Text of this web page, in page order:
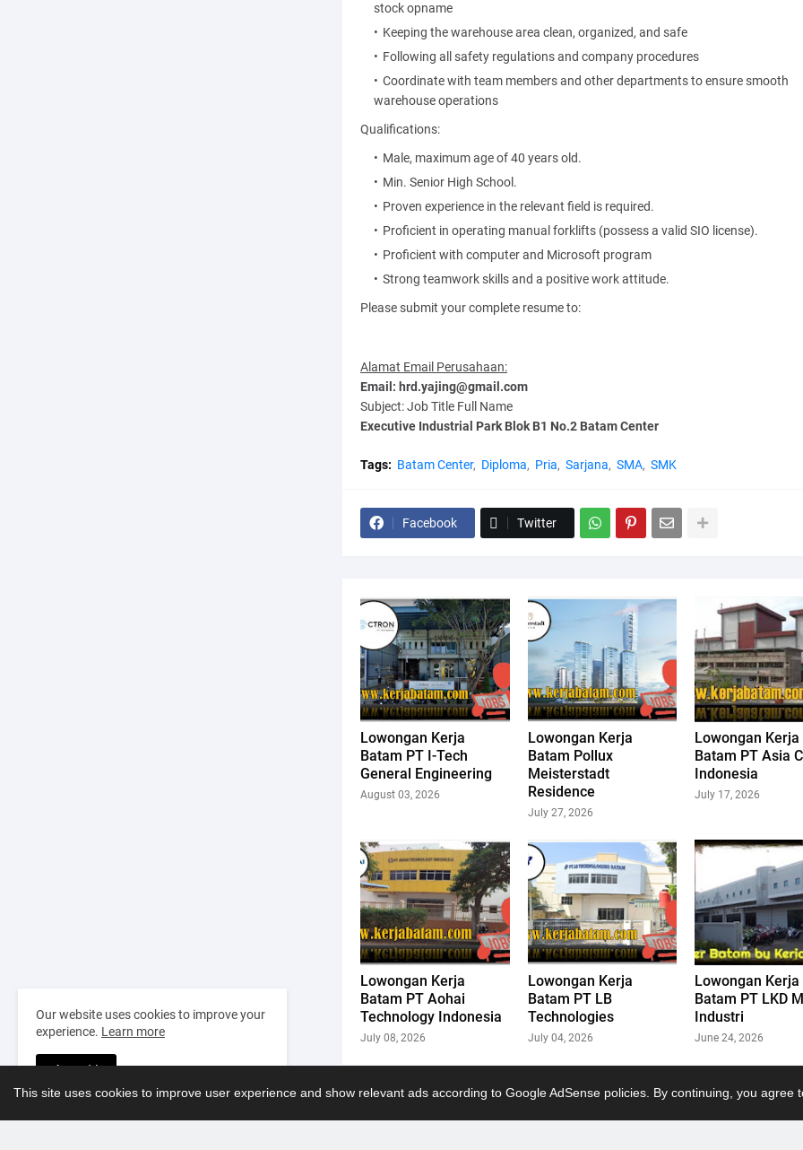
stock opname
Keeping the warehouse area clean, organized, and safe
Following all safety regulations and company procedures
Coordinate with team members and other departments to ensure smooth
warehouse operations
Qualifications:
Male, maximum age of 40 years old.
Min. Senior High School.
Proven experience in the relevant field is required.
Proficient in operating manual forklifts (possess a valid SIO license).
Proficient with computer and Microsoft program
Strong teamwork skills and a positive work attitude.
Please submit your complete resume to:
Alamat Email Perusahaan:
Email: hrd.yajing@gmail.com
Subject: Job Title Full Name
Executive Industrial Park Blok B1 No.2 Batam Center
Tags: Batam Center Diploma Pria Sarjana SMA SMK
Facebook Twitter
Lowongan Kerja
Batam PT I-Tech
General Engineering
August 03, 2026
Lowongan Kerja
Batam Pollux
Meisterstadt
Residence
July 27, 2026
Lowongan Kerja
Batam PT Asia
Indonesia
July 17, 2026
Lowongan Kerja
Batam PT Aohai
Technology Indonesia
July 08, 2026
Lowongan Kerja
Batam PT LB
Technologies
July 04, 2026
Lowongan Kerja
Batam PT LKD
Industri
June 24, 2026
Lebih baru
Our website uses cookies to improve your
experience. Learn more
Accept !
This site uses cookies to improve user experience and show relevant ads according to Google AdSense policies. By continuing, you agree